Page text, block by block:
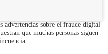
advertencias sobre el fraude digital
que muchas personas siguen